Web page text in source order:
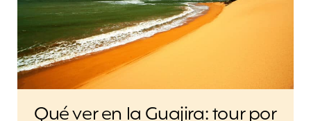
Qué ver en la Guajira: tour por